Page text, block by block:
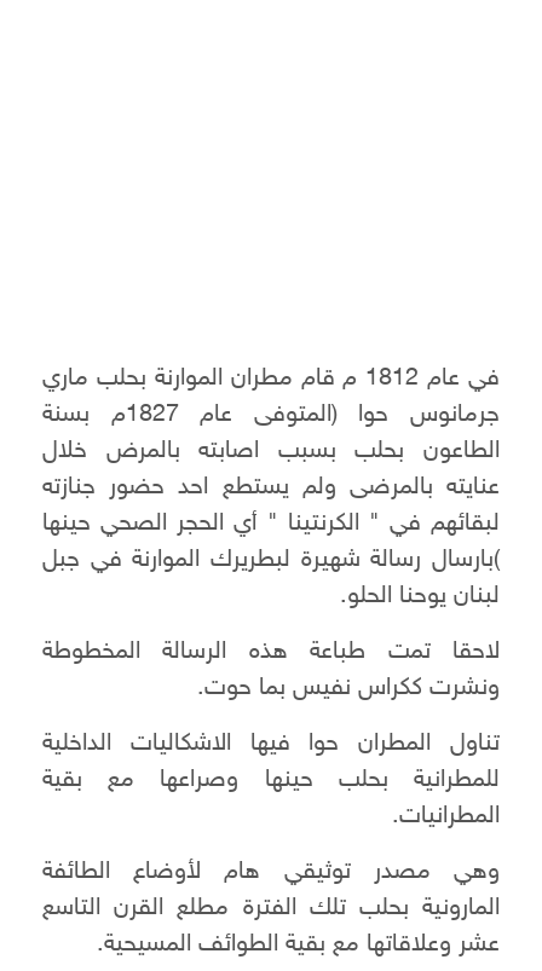
في عام 1812 م قام مطران الموارنة بحلب ماري
جرمانوس حوا (المتوفى عام 1827م بسنة
الطاعون بحلب بسبب اصابته بالمرض خلال
عنايته بالمرضى ولم يستطع احد حضور جنازته
لبقائهم في " الكرنتينا " أي الحجر الصحي حينها
)بارسال رسالة شهيرة لبطريرك الموارنة في جبل
لبنان يوحنا الحلو.
لاحقا تمت طباعة هذه الرسالة المخطوطة
ونشرت ككراس نفيس بما حوت.
تناول المطران حوا فيها الاشكاليات الداخلية
للمطرانية بحلب حينها وصراعها مع بقية
المطرانيات.
وهي مصدر توثيقي هام لأوضاع الطائفة
المارونية بحلب تلك الفترة مطلع القرن التاسع
عشر وعلاقاتها مع بقية الطوائف المسيحية.